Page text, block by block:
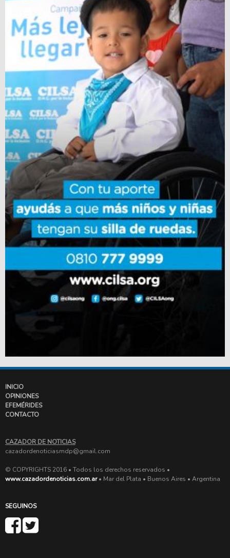
INICIO
OPINIONES
EFEMÉRIDES
CONTACTO
CAZADOR DE NOTICIAS
cazadordenoticiasmdp@gmail.com
© COPYRIGHTS 2016 • Todos los derechos reservados •
www.cazadordenoticias.com.ar• Mar del Plata • Buenos Aires • Argentina
SEGUINOS